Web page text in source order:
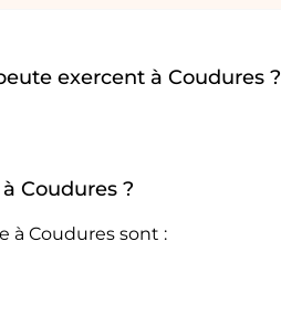
exercent à Coudures ?
Coudures ?
à Coudures sont :